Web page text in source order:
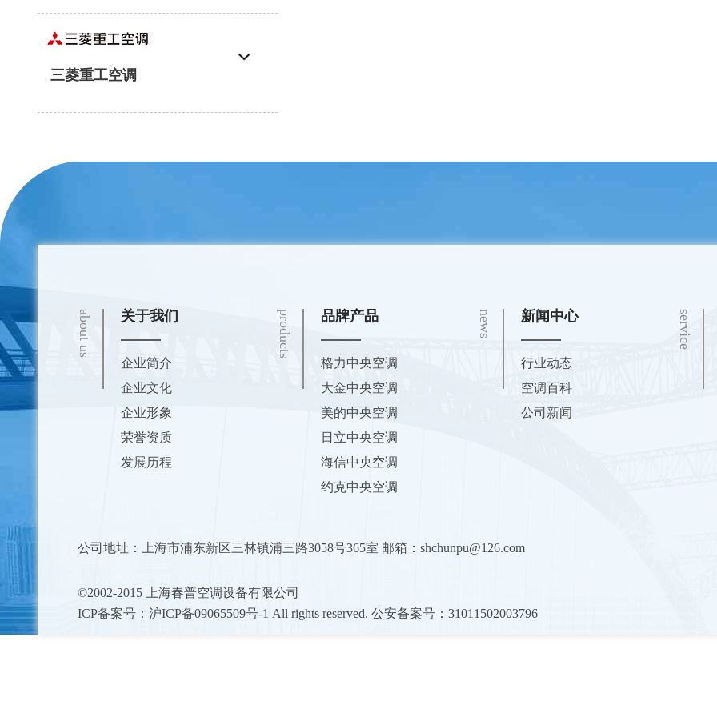
三菱重工空调
about us 关于我们
企业简介
企业文化
企业形象
荣誉资质
发展历程
products 品牌产品
格力中央空调
大金中央空调
美的中央空调
日立中央空调
海信中央空调
约克中央空调
news 新闻中心
行业动态
空调百科
公司新闻
service
公司地址：上海市浦东新区三林镇浦三路3058号365室 邮箱：shchunpu@126.com
©2002-2015 上海春普空调设备有限公司
ICP备案号：沪ICP备09065509号-1 All rights reserved. 公安备案号：31011502003796